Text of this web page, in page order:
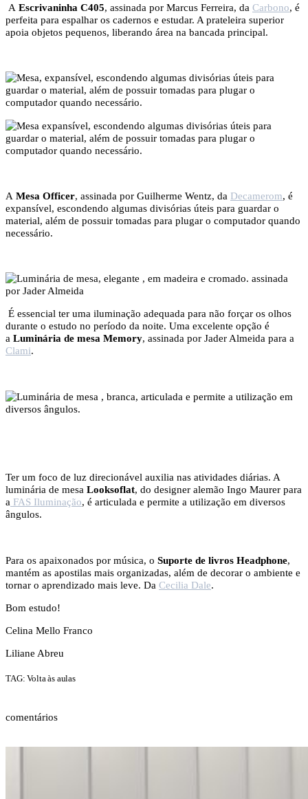
A Escrivaninha C405, assinada por Marcus Ferreira, da Carbono, é
perfeita para espalhar os cadernos e estudar. A prateleira superior
apoia objetos pequenos, liberando área na bancada principal.
A Mesa Officer, assinada por Guilherme Wentz, da Decamerom, é
expansível, escondendo algumas divisórias úteis para guardar o
material, além de possuir tomadas para plugar o computador quando
necessário.
É essencial ter uma iluminação adequada para não forçar os olhos
durante o estudo no período da noite. Uma excelente opção é
a Luminária de mesa Memory, assinada por Jader Almeida para a
Clami.
Ter um foco de luz direcionável auxilia nas atividades diárias. A
luminária de mesa Looksoflat, do designer alemão Ingo Maurer para
a FAS Iluminação, é articulada e permite a utilização em diversos
ângulos.
Para os apaixonados por música, o Suporte de livros Headphone,
mantém as apostilas mais organizadas, além de decorar o ambiente e
tornar o aprendizado mais leve. Da Cecilia Dale.
Bom estudo!
Celina Mello Franco
Liliane Abreu
TAG: Volta às aulas
comentários